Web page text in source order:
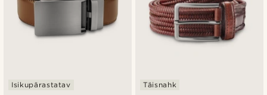
Isikupärastatav Täisnahk